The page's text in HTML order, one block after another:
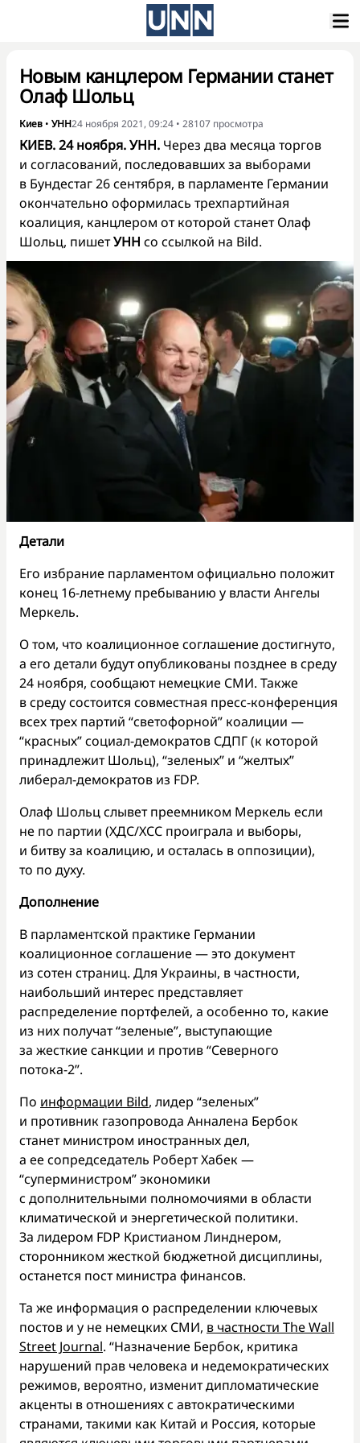
Новым канцлером Германии станет
Олаф Шольц
Киев • УНН24 ноября 2021, 09:24 • 28107 просмотра
КИЕВ. 24 ноября. УНН. Через два месяца торгов
и согласований, последовавших за выборами
в Бундестаг 26 сентября, в парламенте Германии
окончательно оформилась трехпартийная
коалиция, канцлером от которой станет Олаф
Шольц, пишетУНН со ссылкой на Bild.
Детали
Его избрание парламентом официально положит
конец 16-летнему пребыванию у власти Ангелы
Меркель.
О том, что коалиционное соглашение достигнуто,
а его детали будут опубликованы позднее в среду
24 ноября, сообщают немецкие СМИ. Также
в среду состоится совместная пресс-конференция
всех трех партий “светофорной” коалиции —
“красных” социал-демократов СДПГ (к которой
принадлежит Шольц), “зеленых” и “желтых”
либерал-демократов из FDP.
Олаф Шольц слывет преемником Меркель если
не по партии (ХДС/ХСС проиграла и выборы,
и битву за коалицию, и осталась в оппозиции),
то по духу.
Дополнение
В парламентской практике Германии
коалиционное соглашение — это документ
из сотен страниц. Для Украины, в частности,
наибольший интерес представляет
распределение портфелей, а особенно то, какие
из них получат “зеленые”, выступающие
за жесткие санкции и против “Северного
потока-2”.
По информации Bild, лидер “зеленых”
и противник газопровода Анналена Бербок
станет министром иностранных дел,
а ее сопредседатель Роберт Хабек —
“суперминистром” экономики
с дополнительными полномочиями в области
климатической и энергетической политики.
За лидером FDP Кристианом Линднером,
сторонником жесткой бюджетной дисциплины,
останется пост министра финансов.
Та же информация о распределении ключевых
постов и у не немецких СМИ, в частности The Wall
Street Journal. “Назначение Бербок, критика
нарушений прав человека и недемократических
режимов, вероятно, изменит дипломатические
акценты в отношениях с автократическими
странами, такими как Китай и Россия, которые